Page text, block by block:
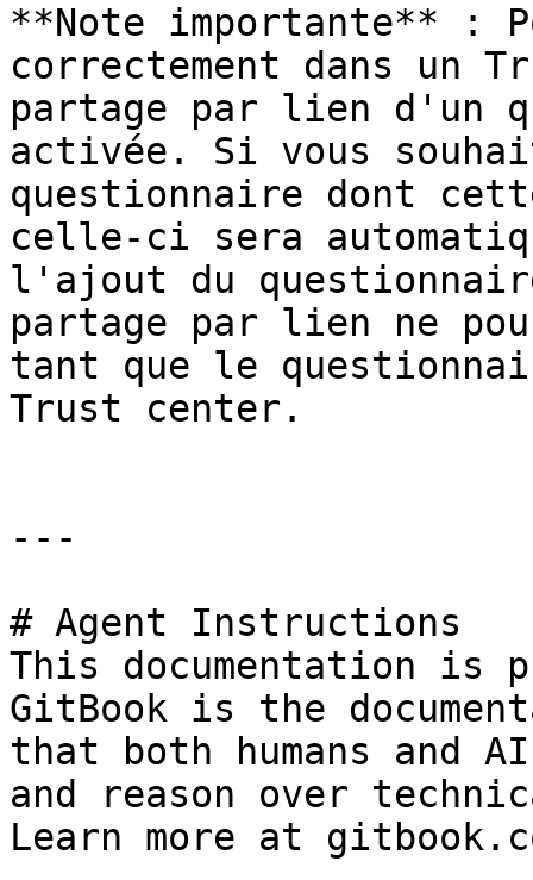
**Note importante** :
correctement dans un
partage par lien d'un
activée. Si vous
questionnaire dont
celle-ci sera
l'ajout du
partage par lien ne
tant que le
Trust center.
---
# Agent Instructions
This documentation is
GitBook is the
that both humans and
and reason over
Learn more at